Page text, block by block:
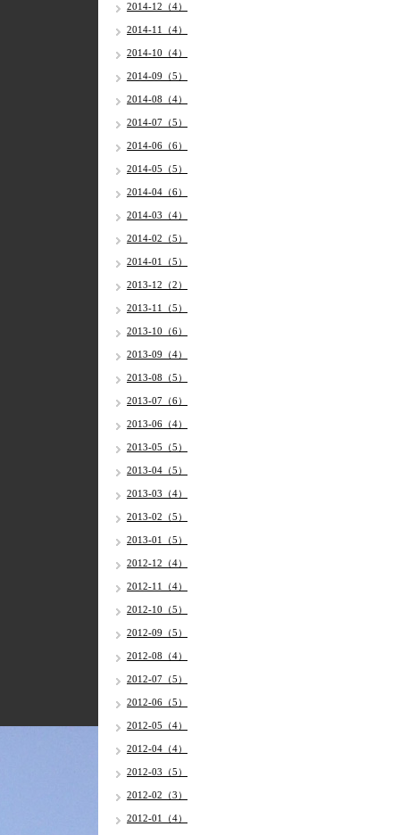
2014-12（4）
2014-11（4）
2014-10（4）
2014-09（5）
2014-08（4）
2014-07（5）
2014-06（6）
2014-05（5）
2014-04（6）
2014-03（4）
2014-02（5）
2014-01（5）
2013-12（2）
2013-11（5）
2013-10（6）
2013-09（4）
2013-08（5）
2013-07（6）
2013-06（4）
2013-05（5）
2013-04（5）
2013-03（4）
2013-02（5）
2013-01（5）
2012-12（4）
2012-11（4）
2012-10（5）
2012-09（5）
2012-08（4）
2012-07（5）
2012-06（5）
2012-05（4）
2012-04（4）
2012-03（5）
2012-02（3）
2012-01（4）